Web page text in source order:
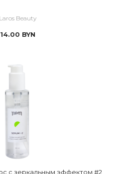
Laros Beauty
14.00 BYN
с зеркальным эффектом #2